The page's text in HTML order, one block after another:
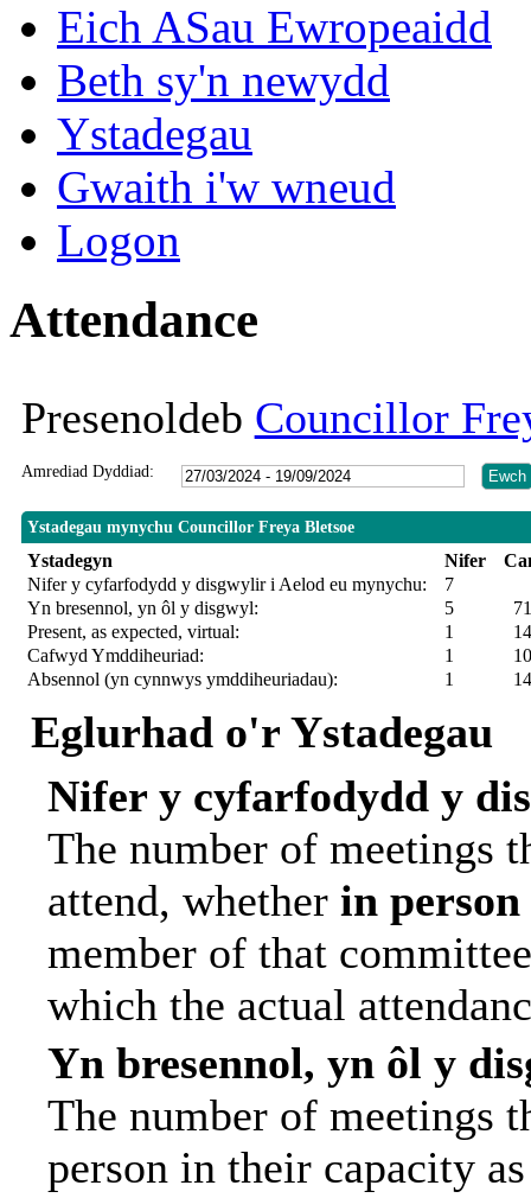
Eich ASau Ewropeaidd
Beth sy'n newydd
Ystadegau
Gwaith i'w wneud
Logon
Attendance
Presenoldeb Councillor
Amrediad Dyddiad:
Ystadegau mynychu Councillor Freya Bletsoe
Ystadegyn Nifer
Nifer y cyfarfodydd y disgwylir i Aelod eu mynychu:
7
Yn bresennol, yn ôl y disgwyl:
5
Present, as expected, virtual:
1
Cafwyd Ymddiheuriad:
1
Absennol (yn cynnwys ymddiheuriadau):
1
Eglurhad o'r Ystadegau
Nifer y cyfarfodydd y
The number of meetings
attend, whether in person
member of that
which the actual
Yn bresennol, yn ôl y
The number of meetings
person in their capacity